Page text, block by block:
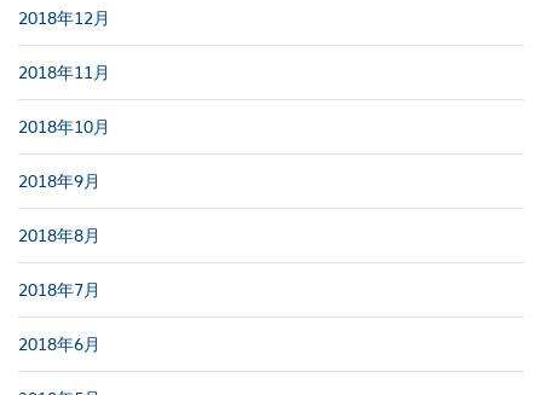
2018年12月
2018年11月
2018年10月
2018年9月
2018年8月
2018年7月
2018年6月